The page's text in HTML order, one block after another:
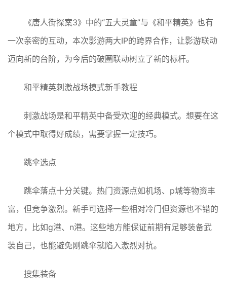
《唐人街探案3》中的“五大灵童”与《和平精英》也有
一次亲密的互动，本次影游两大IP的跨界合作，让影游联动
迈向新的台阶，为今后的破圈联动树立了新的标杆。
和平精英刺激战场模式新手教程
刺激战场是和平精英中备受欢迎的经典模式。想要在这
个模式中取得好成绩，需要掌握一定技巧。
跳伞选点
跳伞落点十分关键。热门资源点如机场、p城等物资丰
富，但竞争激烈。新手可选择一些相对冷门但资源也不错的
地方，比如g港、n港。这些地方能保证前期有足够装备武
装自己，也能避免刚跳伞就陷入激烈对抗。
搜集装备